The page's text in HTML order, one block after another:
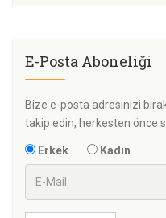
E-Posta Aboneliği
Bize e-posta adresinizi
takip edin, herkesten önce
Erkek Kadın